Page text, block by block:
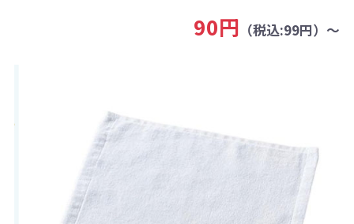
90円 （税込:99円）～